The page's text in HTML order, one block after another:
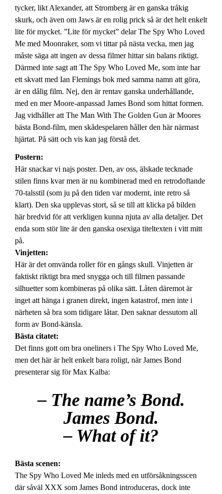
tycker, likt Alexander, att Stromberg är en ganska tråkig
skurk, och även om Jaws är en rolig prick så är det helt enkelt
lite för mycket. ”Lite för mycket” delar The Spy Who Loved
Me med Moonraker, som vi tittar på nästa vecka, men jag
måste säga att ingen av dessa filmer hittar sin balans riktigt.
Därmed inte sagt att The Spy Who Loved Me, som inte har
ett skvatt med Ian Flemings bok med samma namn att göra,
är en dålig film. Nej, den är rentav ganska underhållande,
med en mer Moore-anpassad James Bond som hittat formen.
Jag vidhåller att The Man With The Golden Gun är Moores
bästa Bond-film, men skådespelaren håller den här närmast
hjärtat. På sätt och vis kan jag förstå det.
Postern:
Här snackar vi najs poster. Den, av oss, älskade tecknade
stilen finns kvar men är nu kombinerad med en retrodoftande
70-talsstil (som ju på den tiden var modernt, inte retro så
klart). Den ska upplevas stort, så se till att klicka på bilden
här bredvid för att verkligen kunna njuta av alla detaljer. Det
enda som stör lite är den ganska osexiga titeltexten i vitt mitt
på.
Vinjetten:
Här är det omvända roller för en gångs skull. Vinjetten är
faktiskt riktigt bra med snygga och till filmen passande
silhuetter som kombineras på olika sätt. Låten däremot är
inget att hänga i granen direkt, ingen katastrof, men inte i
närheten så bra som tidigare låtar. Den saknar dessutom all
form av Bond-känsla.
Bästa citatet:
Det finns gott om bra oneliners i The Spy Who Loved Me,
men det här är helt enkelt bara roligt, när James Bond
presenterar sig för Max Kalba:
– The name’s Bond.
James Bond.
– What of it?
Bästa scenen:
The Spy Who Loved Me inleds med en utförsåkningsscen
där såväl XXX som James Bond introduceras, dock inte